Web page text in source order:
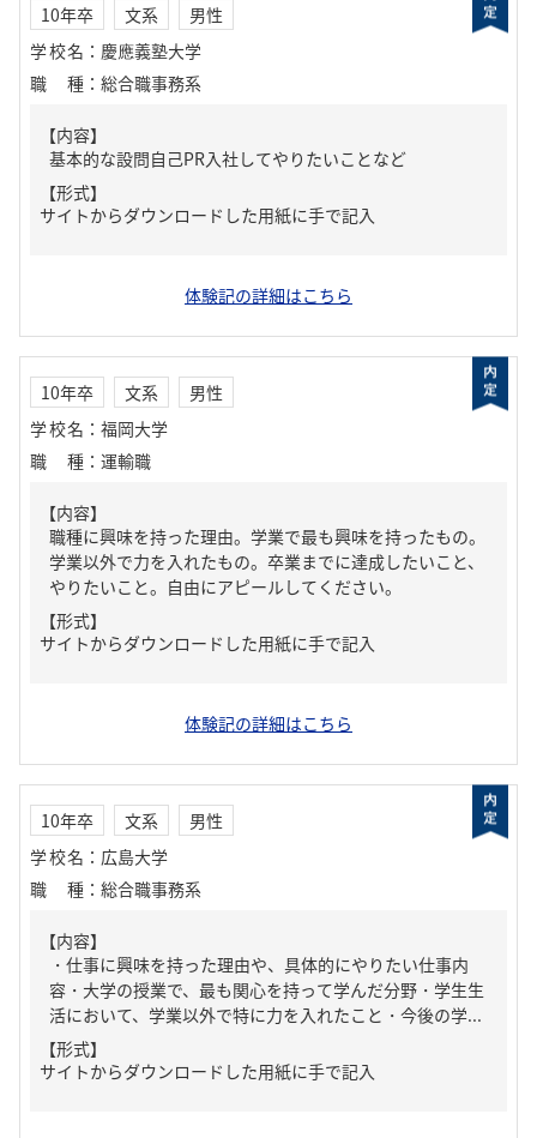
10年卒 文系
男性
学校名 ： 慶應義塾大学
職種 ： 総合職事務系
【内容】
基本的な設問自己PR入社してやりたいことなど
【形式】
サイトからダウンロードした用紙に手で記入
体験記の詳細はこちら
10年卒 文系
男性
学校名 ： 福岡大学
職種 ： 運輸職
【内容】
職種に興味を持った理由。学業で最も興味を持ったもの。
学業以外で力を入れたもの。卒業までに達成したいこと、
やりたいこと。自由にアピールしてください。
【形式】
サイトからダウンロードした用紙に手で記入
体験記の詳細はこちら
10年卒 文系
男性
学校名 ： 広島大学
職種 ： 総合職事務系
【内容】
・仕事に興味を持った理由や、具体的にやりたい仕事内
容・大学の授業で、最も関心を持って学んだ分野・学生生
活において、学業以外で特に力を入れたこと・今後の学...
【形式】
サイトからダウンロードした用紙に手で記入